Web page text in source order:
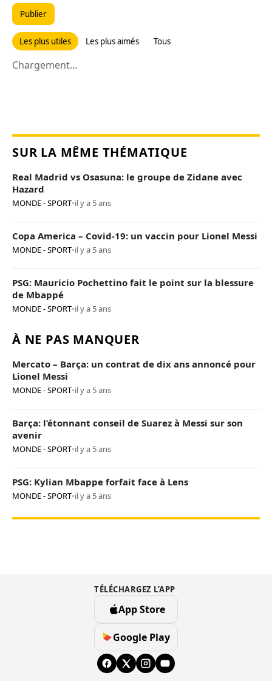
Publier
Les plus utiles Les plus aimés Tous
Chargement...
SUR LA MÊME THÉMATIQUE
Real Madrid vs Osasuna: le groupe de Zidane avec
Hazard
MONDE - SPORT•il y a 5 ans
Copa America – Covid-19: un vaccin pour Lionel Messi
MONDE - SPORT•il y a 5 ans
PSG: Mauricio Pochettino fait le point sur la blessure
de Mbappé
MONDE - SPORT•il y a 5 ans
À NE PAS MANQUER
Mercato – Barça: un contrat de dix ans annoncé pour
Lionel Messi
MONDE - SPORT•il y a 5 ans
Barça: l’étonnant conseil de Suarez à Messi sur son
avenir
MONDE - SPORT•il y a 5 ans
PSG: Kylian Mbappe forfait face à Lens
MONDE - SPORT•il y a 5 ans
TÉLÉCHARGEZ L’APP
App Store
Google Play